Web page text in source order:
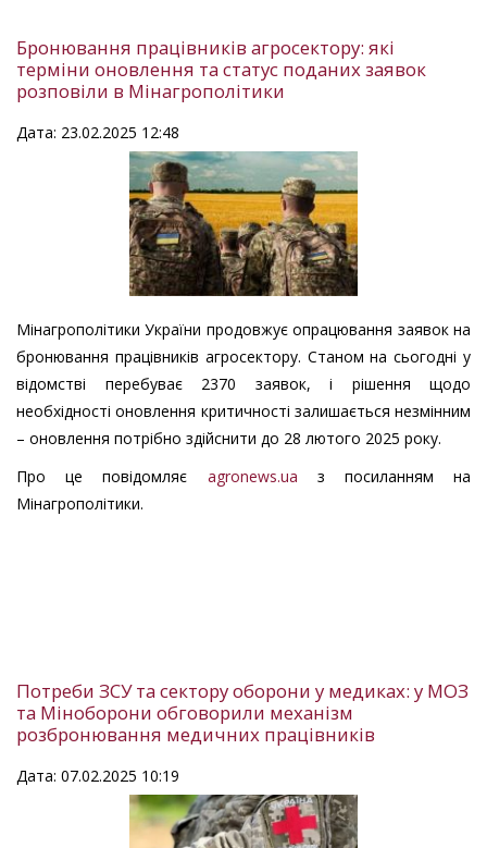
Бронювання працівників агросектору: які
терміни оновлення та статус поданих заявок
розповіли в Мінагрополітики
Дата: 23.02.2025 12:48
Мінагрополітики України продовжує опрацювання заявок на
бронювання працівників агросектору. Станом на сьогодні у
відомстві перебуває 2370 заявок, і рішення щодо
необхідності оновлення критичності залишається незмінним
– оновлення потрібно здійснити до 28 лютого 2025 року.
Про це повідомляє agronews.ua з посиланням на
Мінагрополітики.
Потреби ЗСУ та сектору оборони у медиках: у МОЗ
та Міноборони обговорили механізм
розбронювання медичних працівників
Дата: 07.02.2025 10:19